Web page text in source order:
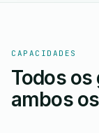
CAPACIDADES
Todos os
ambos